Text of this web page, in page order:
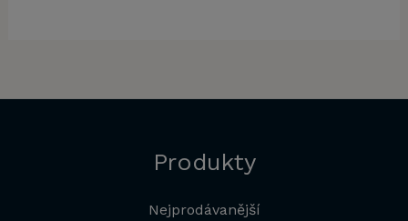
Produkty
Nejprodávanější